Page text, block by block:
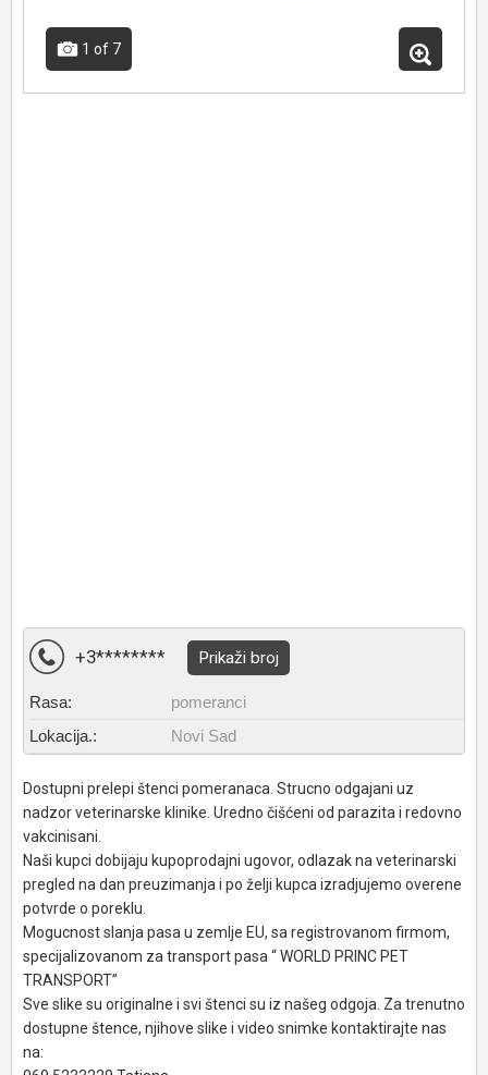
1 of 7
+3******** Prikaži broj
Rasa:
pomeranci
Lokacija.:
Novi Sad
Dostupni prelepi štenci pomeranaca. Strucno odgajani uz
nadzor veterinarske klinike. Uredno čišćeni od parazita i redovno
vakcinisani.
Naši kupci dobijaju kupoprodajni ugovor, odlazak na veterinarski
pregled na dan preuzimanja i po želji kupca izradjujemo overene
potvrde o poreklu.
Mogucnost slanja pasa u zemlje EU, sa registrovanom firmom,
specijalizovanom za transport pasa “ WORLD PRINC PET
TRANSPORT”
Sve slike su originalne i svi štenci su iz našeg odgoja. Za trenutno
dostupne štence, njihove slike i video snimke kontaktirajte nas
na: